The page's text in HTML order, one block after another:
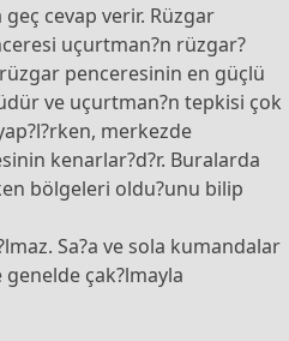
cevap verir. Rüzgar
uçurtman?n rüzgar?
rüzgar penceresinin en güçlü
ve uçurtman?n tepkisi çok
merkezde
kenarlar?d?r. Buralarda
bölgeleri oldu?unu bilip
Sa?a ve sola kumandalar
çak?lmayla